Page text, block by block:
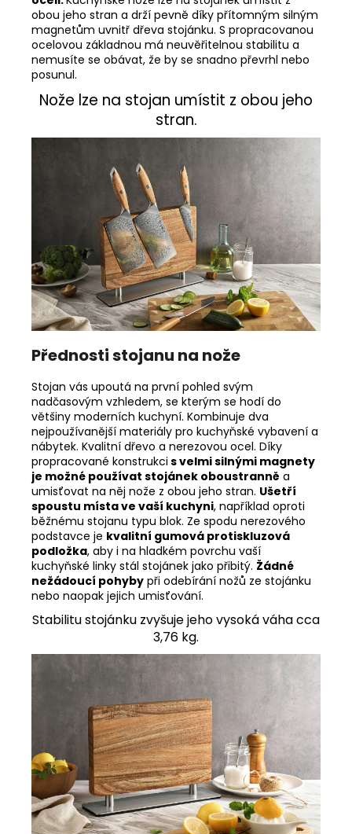
obou jeho stran a drží pevně díky přítomným silným
magnetům uvnitř dřeva stojánku. S propracovanou
ocelovou základnou má neuvěřitelnou stabilitu a
nemusíte se obávat, že by se snadno převrhl nebo
posunul.
Nože lze na stojan umístit z obou jeho
stran.
Přednosti stojanu na nože
Stojan vás upoutá na první pohled svým
nadčasovým vzhledem, se kterým se hodí do
většiny moderních kuchyní. Kombinuje dva
nejpoužívanější materiály pro kuchyňské vybavení a
nábytek. Kvalitní dřevo a nerezovou ocel. Díky
propracované konstrukci s velmi silnými magnety
je možné používat stojánek oboustranně a
umisťovat na něj nože z obou jeho stran. Ušetří
spoustu místa ve vaší kuchyni, například oproti
běžnému stojanu typu blok. Ze spodu nerezového
podstavce je kvalitní gumová protiskluzová
podložka, aby i na hladkém povrchu vaší
kuchyňské linky stál stojánek jako přibitý. Žádné
nežádoucí pohyby při odebírání nožů ze stojánku
nebo naopak jejich umisťování.
Stabilitu stojánku zvyšuje jeho vysoká váha cca
3,76 kg.